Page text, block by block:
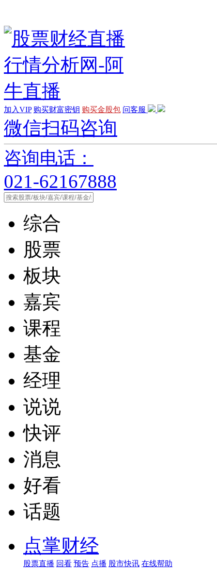
加入VIP 购买财富密钥 购买金股包 问客服
微信扫码咨询
咨询电话：
021-62167888
综合
股票
板块
嘉宾
课程
基金
经理
说说
快评
消息
好看
话题
点掌财经
股票直播 回看 预告 点播 股市快讯 在线帮助